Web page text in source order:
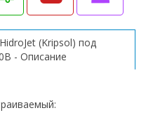
(Kripsol) под
- Описание